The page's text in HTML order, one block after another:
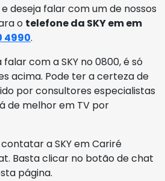
deseja falar com um de nossos
o telefone da SKY em em
4990.
com a SKY no 0800, é só
acima. Pode ter a certeza de
por consultores especialistas
de melhor em TV por
a SKY em Cariré
Basta clicar no botão de chat
página.